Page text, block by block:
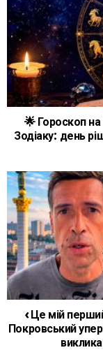
🌟 Гороскоп
Зодіаку: день
«Це мій
Покровський